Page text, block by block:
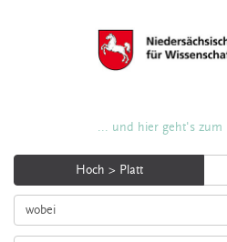
... und hier geht's zum
Hoch > Platt